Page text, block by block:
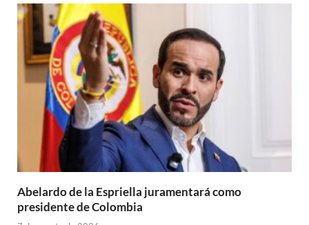
Abelardo de la Espriella juramentará como
presidente de Colombia